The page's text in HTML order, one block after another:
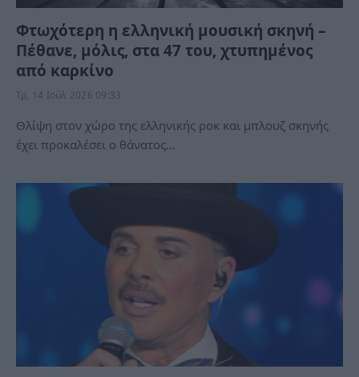
Φτωχότερη η ελληνική μουσική σκηνή –
Πέθανε, μόλις, στα 47 του, χτυπημένος
από καρκίνο
Τρ, 14 Ιούλ 2026 09:33
Θλίψη στον χώρο της ελληνικής ροκ και μπλουζ σκηνής
έχει προκαλέσει ο θάνατος…